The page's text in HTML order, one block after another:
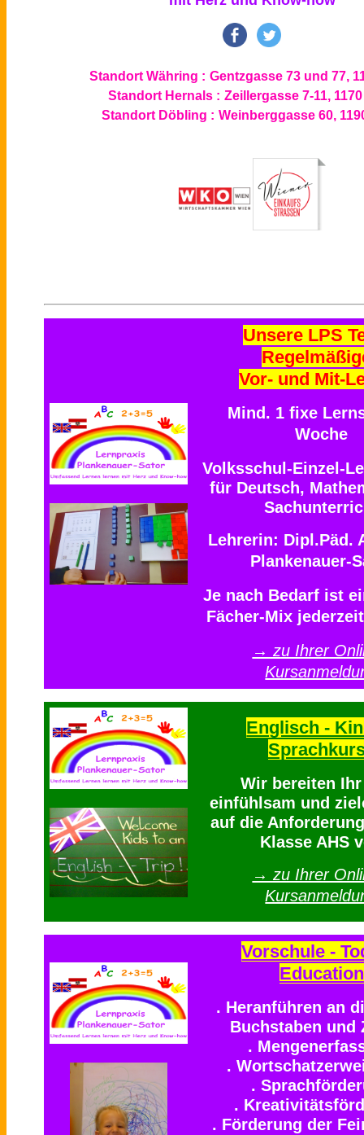
Standort Währing : Gentzgasse 73 und 77,
Standort Hernals : Zeillergasse 7-11,
Standort Döbling : Weinberggasse 60,
Unsere LPS
Vor- und Mit-
Mind. 1 fixe
Woche
Volksschul-Einzel-
für Deutsch,
Lehrerin: Dipl.Päd.
Plankenauer-
Je nach Bedarf ist
Fächer-Mix
→ zu Ihrer
Englisch -
Wir bereiten
einfühlsam und
auf die
Klasse AHS
→ zu Ihrer
Vorschule -
Education
. Heranführen an
Buchstaben und
.
.
.
.
. Förderung der